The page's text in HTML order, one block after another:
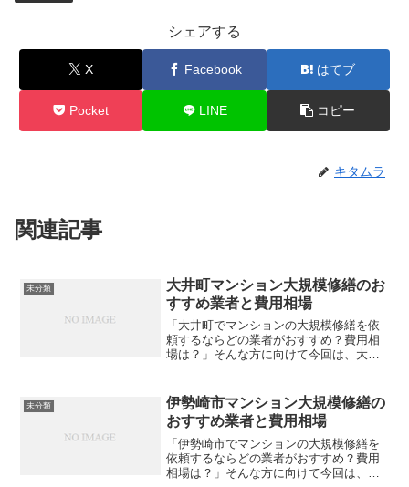
シェアする
X Facebook はてブ
Pocket LINE コピー
キタムラ
関連記事
未分類
大井町マンション大規模修繕のお
すすめ業者と費用相場
「大井町でマンションの大規模修繕を依
頼するならどの業者がおすすめ？費用相
場は？」そんな方に向けて今回は、大井
すので、ぜひ参考にしてみてください。
大規模修繕の格安見積もり...
未分類
伊勢崎市マンション大規模修繕の
おすすめ業者と費用相場
「伊勢崎市でマンションの大規模修繕を
依頼するならどの業者がおすすめ？費用
相場は？」そんな方に向けて今回は、伊